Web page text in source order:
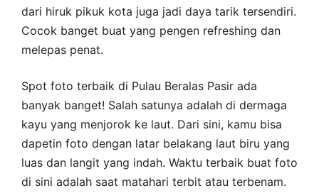
dari hiruk pikuk kota juga jadi daya tarik tersendiri.
Cocok banget buat yang pengen refreshing dan
melepas penat.
Spot foto terbaik di Pulau Beralas Pasir ada
banyak banget! Salah satunya adalah di dermaga
kayu yang menjorok ke laut. Dari sini, kamu bisa
dapetin foto dengan latar belakang laut biru yang
luas dan langit yang indah. Waktu terbaik buat foto
di sini adalah saat matahari terbit atau terbenam.